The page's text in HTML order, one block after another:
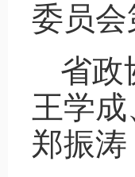
委员
省政
王学
郑振